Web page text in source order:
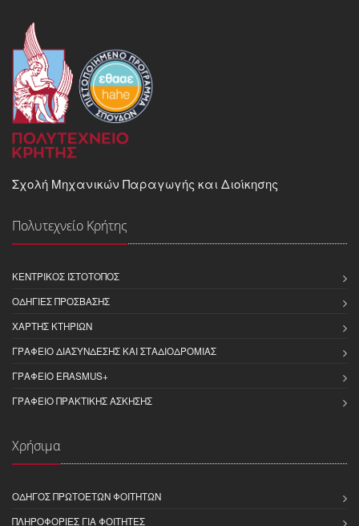
Σχολή Μηχανικών Παραγωγής και Διοίκησης
Πολυτεχνείο Κρήτης
ΚΕΝΤΡΙΚΌΣ ΙΣΤΌΤΟΠΟΣ
ΟΔΗΓΊΕΣ ΠΡΌΣΒΑΣΗΣ
ΧΆΡΤΗΣ ΚΤΗΡΊΩΝ
ΓΡΑΦΕΊΟ ΔΙΑΣΎΝΔΕΣΗΣ ΚΑΙ ΣΤΑΔΙΟΔΡΟΜΊΑΣ
ΓΡΑΦΕΊΟ ERASMUS+
ΓΡΑΦΕΊΟ ΠΡΑΚΤΙΚΉΣ ΆΣΚΗΣΗΣ
Χρήσιμα
ΟΔΗΓΌΣ ΠΡΩΤΟΕΤΏΝ ΦΟΙΤΗΤΏΝ
ΠΛΗΡΟΦΟΡΊΕΣ ΓΙΑ ΦΟΙΤΗΤΈΣ